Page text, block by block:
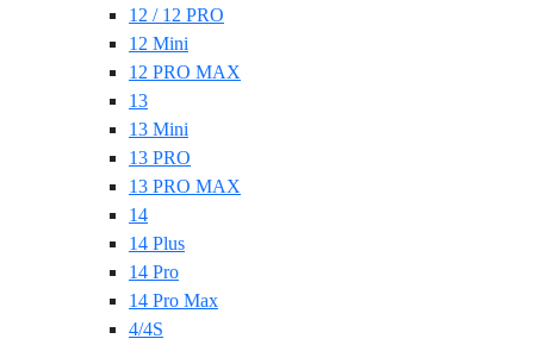
12 / 12 PRO
12 Mini
12 PRO MAX
13
13 Mini
13 PRO
13 PRO MAX
14
14 Plus
14 Pro
14 Pro Max
4/4S